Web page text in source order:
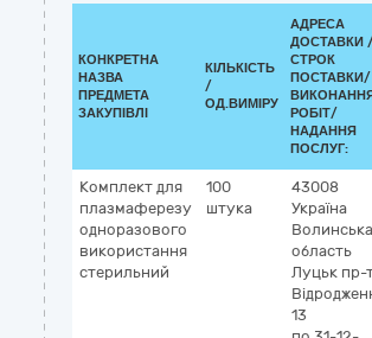
КОНКРЕТНА
НАЗВА
ПРЕДМЕТА
ЗАКУПІВЛІ
КІЛЬКІСТЬ
/
ОД.ВИМІРУ
АДРЕСА
ДОСТАВКИ
СТРОК
ПОСТАВКИ/
РОБІТ/
НАДАННЯ
ПОСЛУГ:
Комплект для
плазмаферезу
одноразового
використання
стерильний
100
штука
43008
Україна
Волинська
область
Луцьк пр-
13